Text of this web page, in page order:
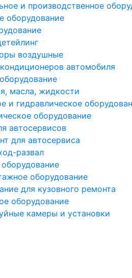
и производственное
оборудование
воздушные
автомобиля
масла, жидкости
и гидравлическое
оборудование
автосервисов
для автосервиса
развал
оборудование
для кузовного ремонта
оборудование
камеры и установки